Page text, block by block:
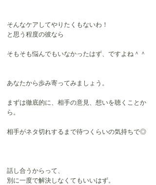
そんなケアしてやりたくもないわ！
と思う程度の彼なら
そもそも悩んでもいなかったはず、ですよね＾＾
あなたから歩み寄ってみましょう。
まずは徹底的に、相手の意見、想いを聴くことか
ら。
相手がネタ切れするまで待つくらいの気持ちで◎
話し合うからって、
別に一度で解決しなくてもいいはず。